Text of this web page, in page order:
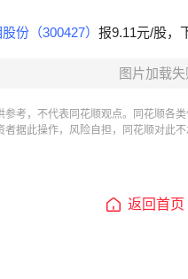
份（300427） 报9.11元/股，
图片加载失
参考，不代表同花顺观点。同花顺各
据此操作，风险自担，同花顺对此不
返回首页